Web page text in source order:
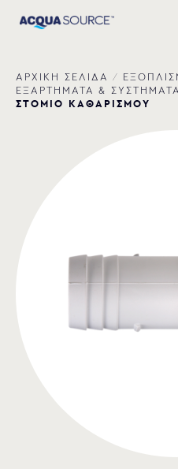
ΑΡΧΙΚΗ ΣΕΛΙΔΑ /
ΕΞΑΡΤΗΜΑΤΑ &
ΣΤΟΜΙΟ ΚΑΘΑΡΙΣΜΟΥ